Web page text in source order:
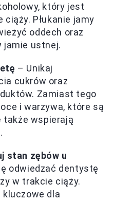
który jest
Płukanie jamy
oddech oraz
jamie ustnej.
– Unikaj
cukrów oraz
Zamiast tego
i warzywa, które są
także wspierają
stan zębów u
odwiedzać dentystę
w trakcie ciąży.
kluczowe dla